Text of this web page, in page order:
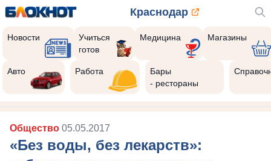
Краснодар
Новости
Учиться
готов
Медицина Магазины
Авто Работа
Бары
- рестораны
Общество 05.05.2017
«Без воды, без лекарств»: